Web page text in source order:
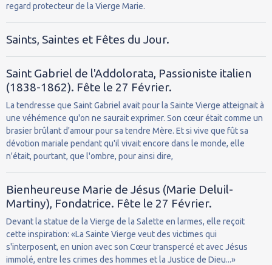
regard protecteur de la Vierge Marie.
Saints, Saintes et Fêtes du Jour.
Saint Gabriel de l'Addolorata, Passioniste italien
(1838-1862). Fête le 27 Février.
La tendresse que Saint Gabriel avait pour la Sainte Vierge atteignait à
une véhémence qu'on ne saurait exprimer. Son cœur était comme un
brasier brûlant d'amour pour sa tendre Mère. Et si vive que fût sa
dévotion mariale pendant qu'il vivait encore dans le monde, elle
n'était, pourtant, que l'ombre, pour ainsi dire,
Bienheureuse Marie de Jésus (Marie Deluil-
Martiny), Fondatrice. Fête le 27 Février.
Devant la statue de la Vierge de la Salette en larmes, elle reçoit
cette inspiration: «La Sainte Vierge veut des victimes qui
s'interposent, en union avec son Cœur transpercé et avec Jésus
immolé, entre les crimes des hommes et la Justice de Dieu...»